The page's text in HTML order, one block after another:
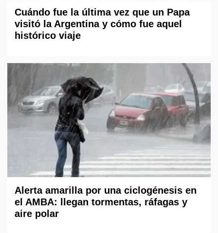
Cuándo fue la última vez que un Papa
visitó la Argentina y cómo fue aquel
histórico viaje
Alerta amarilla por una ciclogénesis en
el AMBA: llegan tormentas, ráfagas y
aire polar